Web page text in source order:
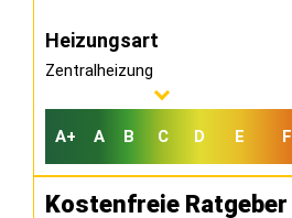
Heizungsart
Zentralheizung
A+ A B C D E F
Kostenfreie Ratgeber